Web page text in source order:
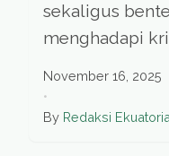
sekaligus
menghadapi
November 16, 2025
•
By Redaksi